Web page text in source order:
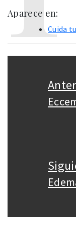
Aparece en:
Cuida
entradas